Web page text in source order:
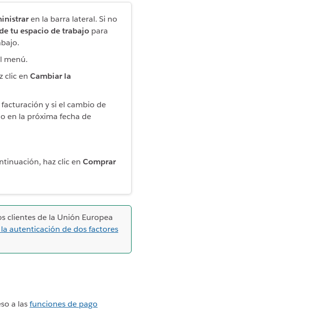
en la barra lateral. Si no
tu espacio de trabajo para
menú.
clic en Cambiar la
y si el cambio de
en la próxima fecha de
haz clic en Comprar
clientes de la Unión Europea
autenticación de dos factores
a lasfunciones de pago